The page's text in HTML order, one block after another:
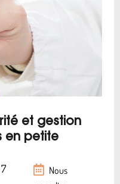
et gestion
en petite
Nous